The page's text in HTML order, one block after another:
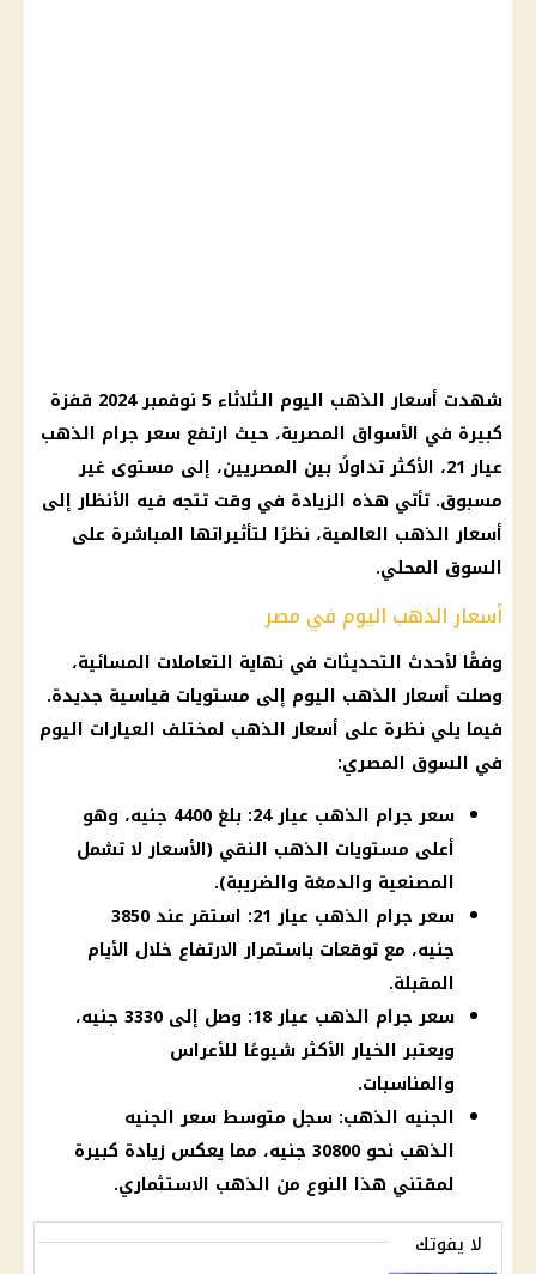
شهدت أسعار الذهب اليوم الثلاثاء 5 نوفمبر 2024 قفزة
كبيرة في الأسواق المصرية، حيث ارتفع سعر جرام الذهب
عيار 21، الأكثر تداولًا بين المصريين، إلى مستوى غير
مسبوق. تأتي هذه الزيادة في وقت تتجه فيه الأنظار إلى
أسعار الذهب العالمية، نظرًا لتأثيراتها المباشرة على
السوق المحلي.
أسعار الذهب اليوم في مصر
وفقًا لأحدث التحديثات في نهاية التعاملات المسائية،
وصلت أسعار الذهب اليوم إلى مستويات قياسية جديدة.
فيما يلي نظرة على أسعار الذهب لمختلف العيارات اليوم
في السوق المصري:
سعر جرام الذهب عيار 24: بلغ 4400 جنيه، وهو
أعلى مستويات الذهب النقي (الأسعار لا تشمل
المصنعية والدمغة والضريبة).
سعر جرام الذهب عيار 21: استقر عند 3850
جنيه، مع توقعات باستمرار الارتفاع خلال الأيام
المقبلة.
سعر جرام الذهب عيار 18: وصل إلى 3330 جنيه،
ويعتبر الخيار الأكثر شيوعًا للأعراس
والمناسبات.
الجنيه الذهب: سجل متوسط سعر الجنيه
الذهب نحو 30800 جنيه، مما يعكس زيادة كبيرة
لمقتني هذا النوع من الذهب الاستثماري.
لا يفوتك